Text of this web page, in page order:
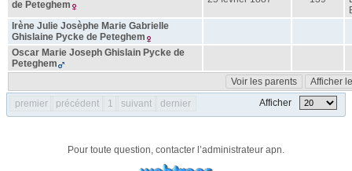
Voir les parents Afficher
de Peteghem
Irène Julie Josèphe Marie Gabrielle
Ghislaine Pycke de Peteghem
Oscar Marie Joseph Ghislain Pycke de
Peteghem
premier précédent 1 suivant dernier Afficher
Pour toute question, contacter l’administrateur apn.